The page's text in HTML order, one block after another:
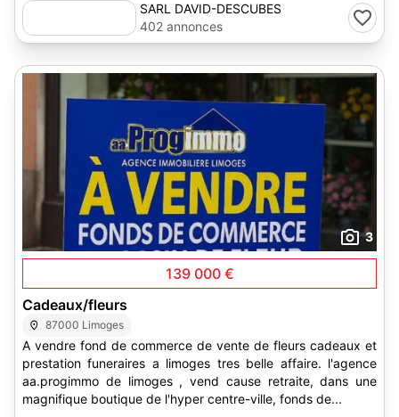
SARL DAVID-DESCUBES
402 annonces
3
139 000 €
Cadeaux/fleurs
87000 Limoges
A vendre fond de commerce de vente de fleurs cadeaux et
prestation funeraires a limoges tres belle affaire. l'agence
aa.progimmo de limoges , vend cause retraite, dans une
magnifique boutique de l'hyper centre-ville, fonds de...